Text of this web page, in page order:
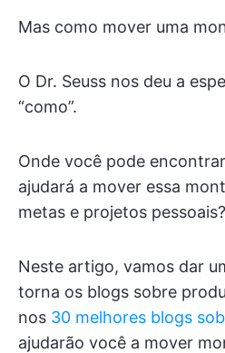
Mas como mover uma
O Dr. Seuss nos deu a
“como”.
Onde você pode
ajudará a mover essa
metas e projetos pessoais?
Neste artigo, vamos dar
torna os blogs sobre
nos 30 melhores blogs
ajudarão você a mover